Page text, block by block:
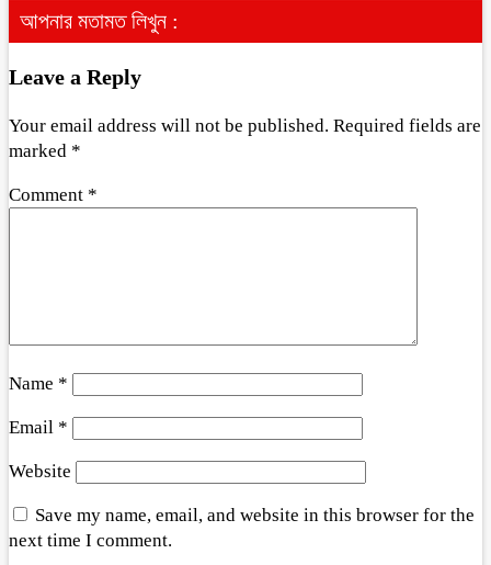
আপনার মতামত লিখুন :
Leave a Reply
Your email address will not be published. Required fields are
marked *
Comment *
Name *
Email *
Website
Save my name, email, and website in this browser for the
next time I comment.